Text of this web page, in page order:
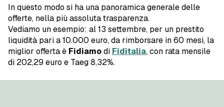
In questo modo si ha una panoramica generale delle
offerte, nella più assoluta trasparenza.
Vediamo un esempio: al 13 settembre, per un prestito
liquidità pari a 10.000 euro, da rimborsare in 60 mesi, la
miglior offerta è Fidiamodi Fiditalia, con rata mensile
di 202,29 euro e Taeg 8,32%.